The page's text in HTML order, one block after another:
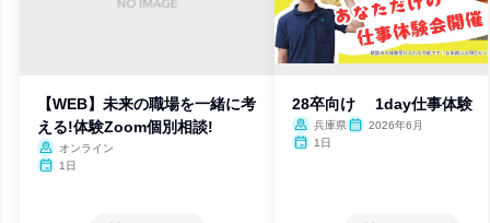
【WEB】未来の職場を一緒に考
える!体験Zoom個別相談!
オンライン
1日
28卒向け 1day仕事体験
兵庫県
2026年6月
1日